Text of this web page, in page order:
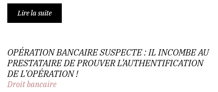
Lire la suite
OPÉRATION BANCAIRE SUSPECTE : IL INCOMBE AU
PRESTATAIRE DE PROUVER L’AUTHENTIFICATION
DE L’OPÉRATION !
Droit bancaire